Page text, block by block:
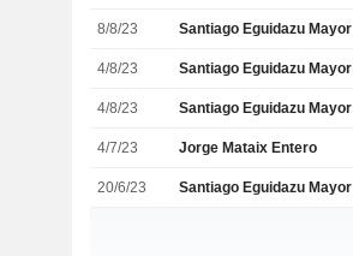
8/8/23 Santiago Eguidazu Mayor
4/8/23 Santiago Eguidazu Mayor
4/8/23 Santiago Eguidazu Mayor
4/7/23 Jorge Mataix Entero
20/6/23 Santiago Eguidazu Mayor